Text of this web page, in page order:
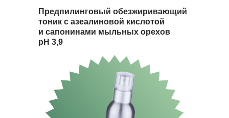
Предпилинговый обезжиривающий
тоник с азеалиновой кислотой
и сапонинами мыльных орехов
рН 3,9